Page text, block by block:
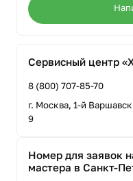
Сервисный центр
8 (800) 707-85-70
г. Москва, 1-й
9
Номер для заявок
мастера в Санкт-